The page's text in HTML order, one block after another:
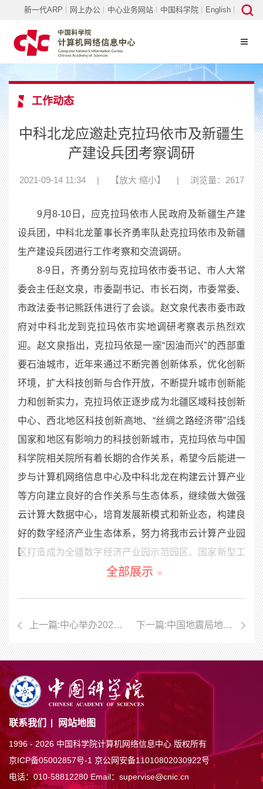
新一代ARP 网上办公 中心业务网站 中国科学院 English
工作动态
中科北龙应邀赴克拉玛依市及新疆生
产建设兵团考察调研
2021-09-14 11:34 【放大 缩小】 浏览量：2617
9月8-10日，应克拉玛依市人民政府及新疆生产建
设兵团，中科北龙董事长齐勇率队赴克拉玛依市及新疆
生产建设兵团进行工作考察和交流调研。
8-9日，齐勇分别与克拉玛依市委书记、市人大常
委会主任赵文泉，市委副书记、市长石岗，市委常委、
市政法委书记熊跃伟进行了会谈。赵文泉代表市委市政
府对中科北龙到克拉玛依市实地调研考察表示热烈欢
迎。赵文泉指出，克拉玛依是一座“因油而兴”的西部重
要石油城市，近年来通过不断完善创新体系，优化创新
环境，扩大科技创新与合作开放，不断提升城市创新能
力和创新实力，克拉玛依正逐步成为北疆区域科技创新
中心、西北地区科技创新高地、“丝绸之路经济带”沿线
国家和地区有影响力的科技创新城市，克拉玛依与中国
科学院相关院所有着长期的合作关系，希望今后能进一
步与计算机网络信息中心及中科北龙在构建云计算产业
等方向建立良好的合作关系与生态体系，继续做大做强
云计算大数据中心，培育发展新模式和新业态，构建良
好的数字经济产业生态体系，努力将我市云计算产业园
区打造成为全疆数字经济产业园示范园区、国家新型工
业化示范基地（数据中心）、全国云计算算力集群中
齐勇对克拉玛依市委市政府的邀请表示感谢，齐勇
发展，特别是在城市信息化建设和数字产业发展方面取
得了重大成就，近期落地的云计算产业园、国家农业科
技园等重点园区，功能定位创新，产业技术重点发展方
向明确，形成了特色鲜明、功能差异、布局科学的创新
基地，为克拉玛依打造区域创新高地奠定了基础。计算
机网络信息中心和中科北龙始终关注和支持国家西部发
全部展示
上一篇:中心举办2021年度新员工入职培训 下一篇:中国地震局地质研究所到计算机网络信息中心调研交流
联系我们 网站地图
1996 -2026 中国科学院计算机网络信息中心 版权所有
京ICP备05002857号-1 京公网安备11010802030922号
电话：010-58812280 Email：supervise@cnic.cn